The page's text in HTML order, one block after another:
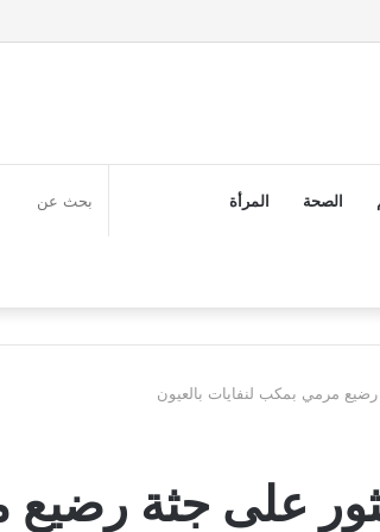
الصحة المرأة
مرمي بمكب لنفايات بالعيون
على جثة